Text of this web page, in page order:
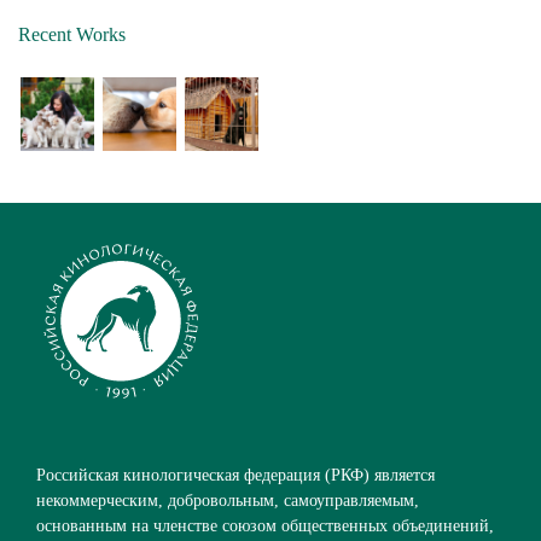
Recent Works
Российская кинологическая федерация (РКФ) является
некоммерческим, добровольным, самоуправляемым,
основанным на членстве союзом общественных объединений,